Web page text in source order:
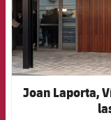
Joan Laporta,